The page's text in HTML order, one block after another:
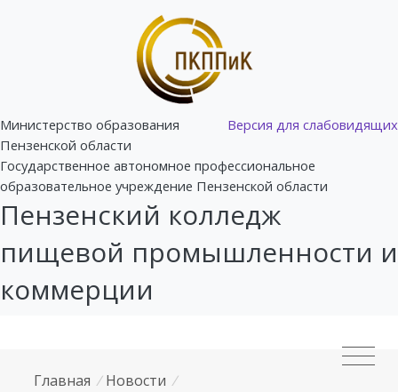
Версия для слабовидящих
Министерство образования
Пензенской области
Государственное автономное профессиональное
образовательное учреждение Пензенской области
Пензенский колледж
пищевой промышленности и
коммерции
Главная / Новости /